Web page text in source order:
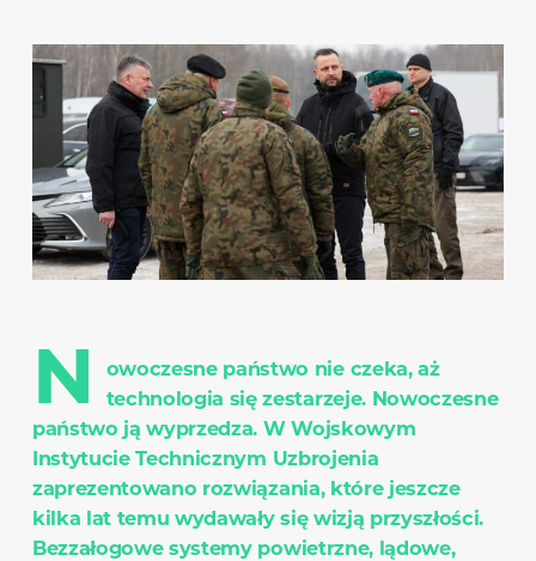
N
owoczesne państwo nie czeka, aż
technologia się zestarzeje. Nowoczesne
państwo ją wyprzedza. W Wojskowym
Instytucie Technicznym Uzbrojenia
zaprezentowano rozwiązania, które jeszcze
kilka lat temu wydawały się wizją przyszłości.
Bezzałogowe systemy powietrzne, lądowe,